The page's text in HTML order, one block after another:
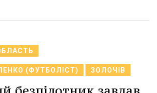
(ФУТБОЛІСТ) ЗОЛОЧІВ